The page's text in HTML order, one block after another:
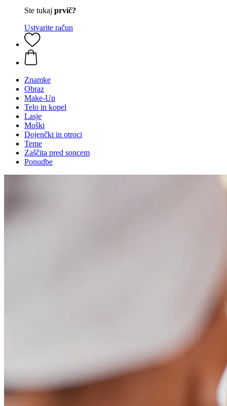
Ste tukaj prvič?
Ustvarite račun
Znamke
Obraz
Make-Up
Telo in kopel
Lasje
Moški
Dojenčki in otroci
Teme
Zaščita pred soncem
Ponudbe